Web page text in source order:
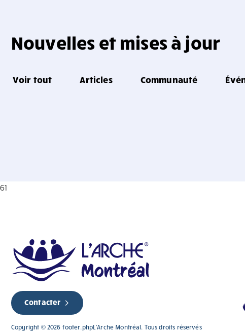
Nouvelles et mises à jour
Voir tout Articles Communauté
61
Contacter
Copyright © 2026 footer.phpL'Arche Montréal. Tous droits réservés